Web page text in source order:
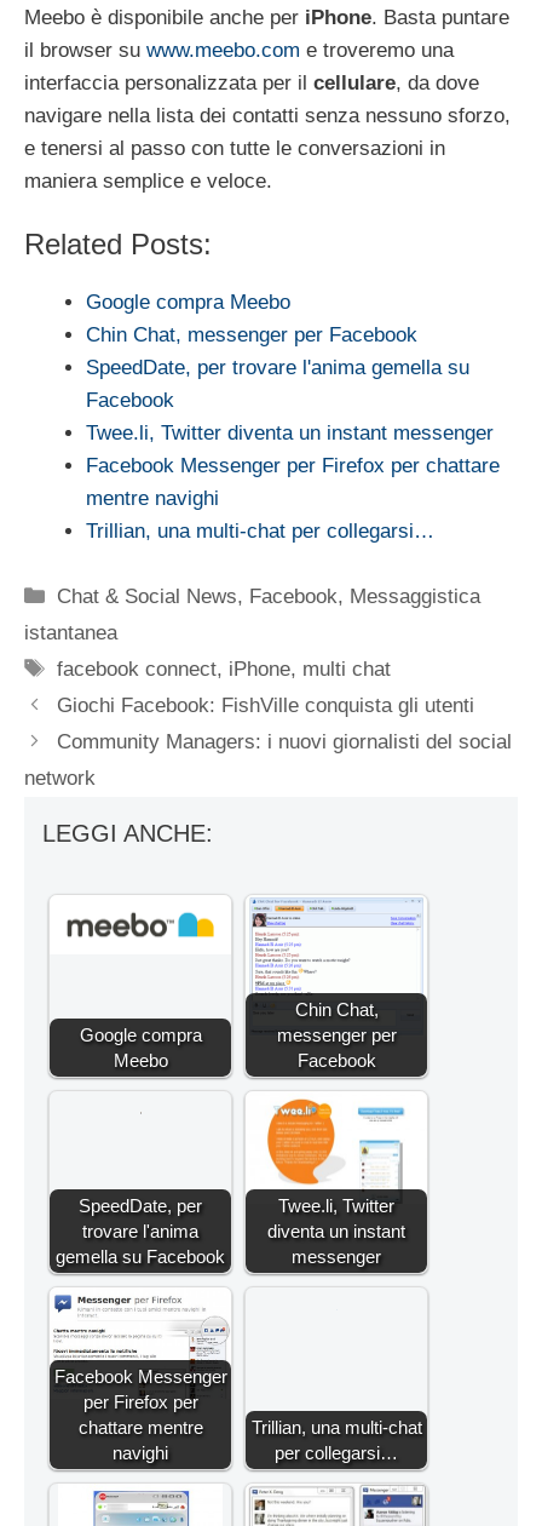
Meebo è disponibile anche per iPhone. Basta puntare
il browser su www.meebo.com e troveremo una
interfaccia personalizzata per il cellulare, da dove
navigare nella lista dei contatti senza nessuno sforzo,
e tenersi al passo con tutte le conversazioni in
maniera semplice e veloce.
Related Posts:
Google compra Meebo
Chin Chat, messenger per Facebook
SpeedDate, per trovare l'anima gemella su
Facebook
Twee.li, Twitter diventa un instant messenger
Facebook Messenger per Firefox per chattare
mentre navighi
Trillian, una multi-chat per collegarsi…
Categorie
Chat & Social News, Facebook, Messaggistica
istantanea
Tag
facebook connect, iPhone, multi chat
Giochi Facebook: FishVille conquista gli utenti
Community Managers: i nuovi giornalisti del social
network
LEGGI ANCHE:
Google compra
Meebo
Chin Chat,
messenger per
Facebook
SpeedDate, per
trovare l'anima
gemella su Facebook
Twee.li, Twitter
diventa un instant
messenger
Facebook Messenger
per Firefox per
chattare mentre
navighi
Trillian, una multi-chat
per collegarsi…